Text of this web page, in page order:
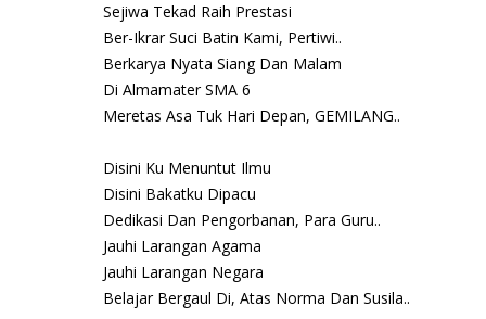
Sejiwa Tekad Raih Prestasi
Ber-Ikrar Suci Batin Kami, Pertiwi..
Berkarya Nyata Siang Dan Malam
Di Almamater SMA 6
Meretas Asa Tuk Hari Depan, GEMILANG..
Disini Ku Menuntut Ilmu
Disini Bakatku Dipacu
Dedikasi Dan Pengorbanan, Para Guru..
Jauhi Larangan Agama
Jauhi Larangan Negara
Belajar Bergaul Di, Atas Norma Dan Susila..